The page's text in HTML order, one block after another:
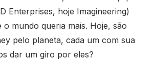
Enterprises, hoje Imagineering)
o mundo queria mais. Hoje, são
pelo planeta, cada um com sua
dar um giro por eles?